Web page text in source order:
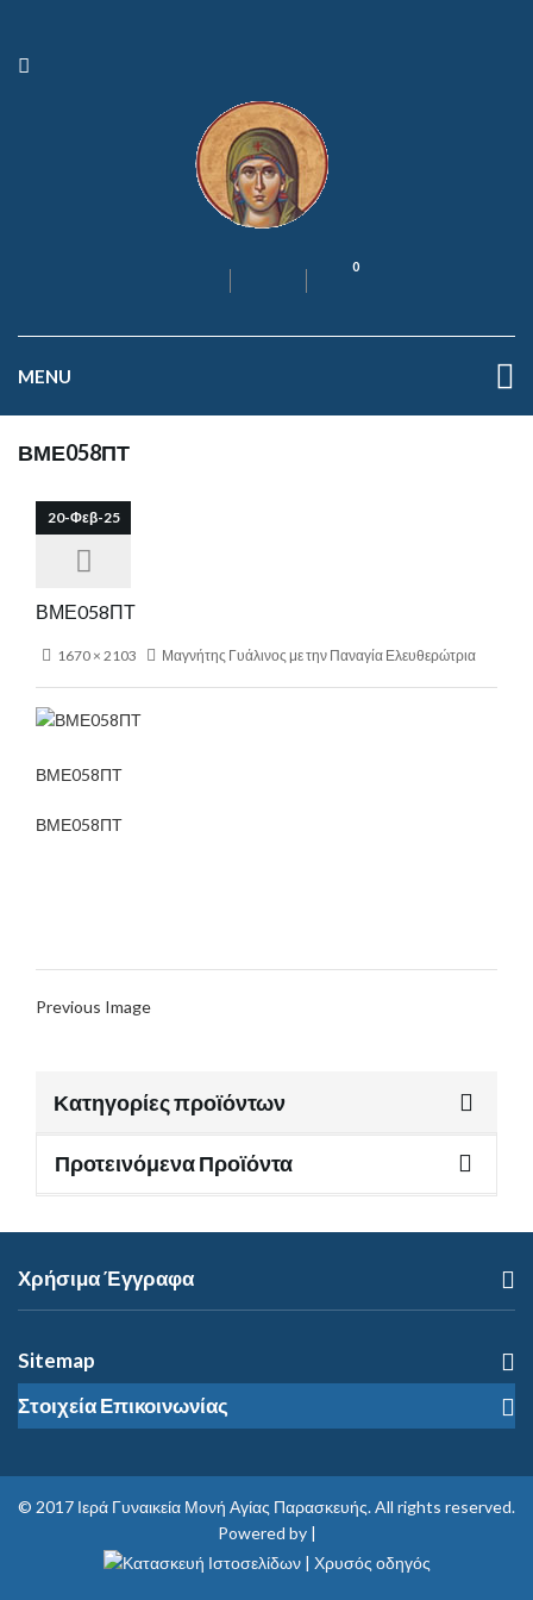
0
MENU
ΒΜΕ058ΠΤ
20-Φεβ-25
ΒΜΕ058ΠΤ
1670 × 2103 Μαγνήτης Γυάλινος με την Παναγία Ελευθερώτρια
ΒΜΕ058ΠΤ
ΒΜΕ058ΠΤ
Previous Image
Κατηγορίες προϊόντων
Προτεινόμενα Προϊόντα
Χρήσιμα Έγγραφα
Sitemap
Στοιχεία Επικοινωνίας
© 2017 Ιερά Γυναικεία Μονή Αγίας Παρασκευής. All rights reserved.
Powered by |